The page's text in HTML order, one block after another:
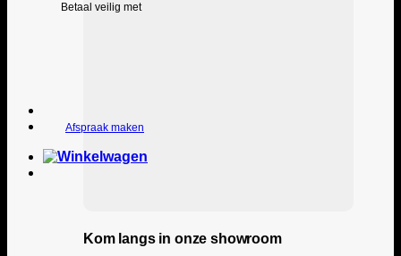
Betaal veilig met
Afspraak maken
Kom langs in onze showroom